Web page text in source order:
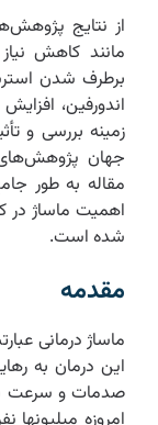
از نتایج
مانند کاهش
برطرف شدن
اندورفین،
زمینه بررسی و
جهان
مقاله به طور
اهمیت ماساژ در
شده است.
مقدمه
ماساژ درمانی
این درمان به
صدمات و سرعت